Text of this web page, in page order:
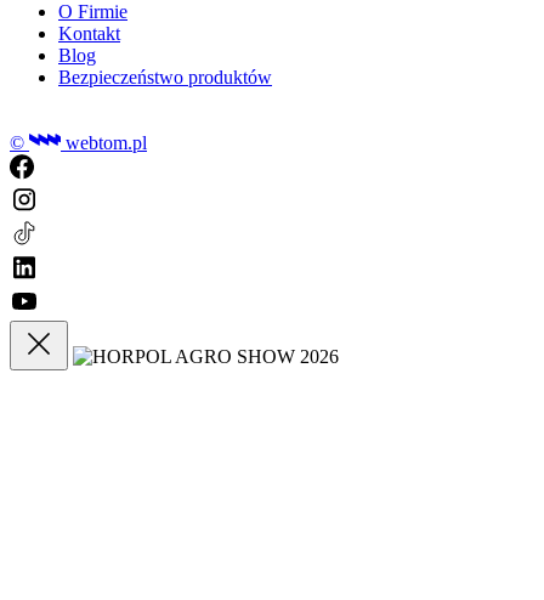
O Firmie
Kontakt
Blog
Bezpieczeństwo produktów
© webtom.pl